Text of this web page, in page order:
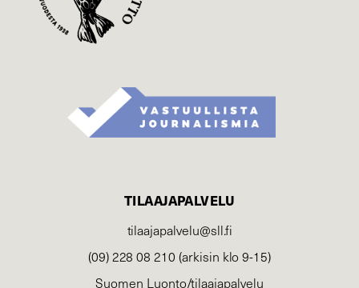
TILAAJAPALVELU
tilaajapalvelu@sll.fi
(09) 228 08 210 (arkisin klo 9-15)
Suomen Luonto/tilaajapalvelu